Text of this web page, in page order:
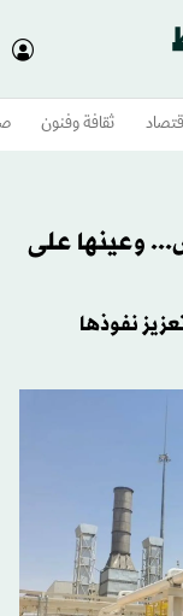
ثقافة وفنون
وعينها على
نفوذها